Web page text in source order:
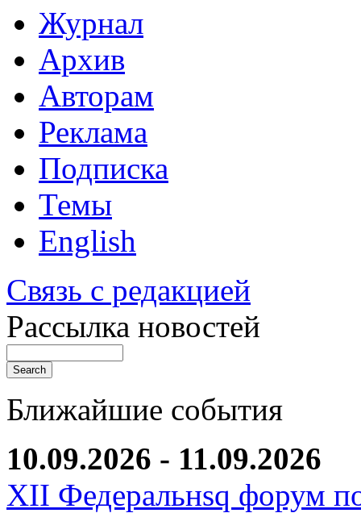
Журнал
Архив
Авторам
Реклама
Подписка
Темы
English
Связь с редакцией
Рассылка новостей
Ближайшие события
10.09.2026 - 11.09.2026
XII Федеральнsq форум